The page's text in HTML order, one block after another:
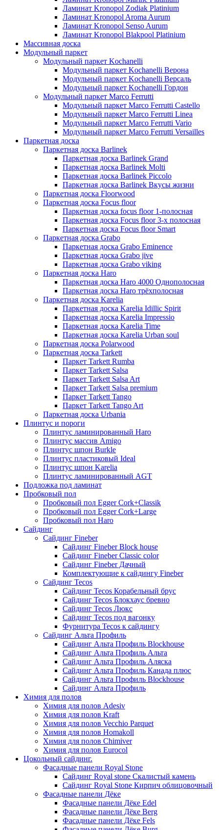
Ламинат Kronopol Zodiak Platinium
Ламинат Kronopol Aroma Aurum
Ламинат Kronopol Senso Aurum
Ламинат Kronopol Blakpool Platinium
Массивная доска
Модульный паркет
Модульный паркет Kochanelli
Модульный паркет Kochanelli Верона
Модульный паркет Kochanelli Версаль
Модульный паркет Kochanelli Гордон
Модульный паркет Marco Ferrutti
Модульный паркет Marco Ferrutti Castello
Модульный паркет Marco Ferrutti Linea
Модульный паркет Marco Ferrutti Vario
Модульный паркет Marco Ferrutti Versailles
Паркетная доска
Паркетная доска Barlinek
Паркетная доска Barlinek Grand
Паркетная доска Barlinek Molti
Паркетная доска Barlinek Piccolo
Паркетная доска Barlinek Вкусы жизни
Паркетная доска Floorwood
Паркетная доска Focus floor
Паркетная доска focus floor 1-полосная
Паркетная доска Focus floor 3-х полосная
Паркетная доска Focus floor Smart
Паркетная доска Grabo
Паркетная доска Grabo Eminence
Паркетная доска Grabo jive
Паркетная доска Grabo viking
Паркетная доска Haro
Паркетная доска Haro 4000 Однополосная
Паркетная доска Haro трёхполосная
Паркетная доска Karelia
Паркетная доска Karelia Idillic Spirit
Паркетная доска Karelia Impressio
Паркетная доска Karelia Time
Паркетная доска Karelia Urban soul
Паркетная доска Polarwood
Паркетная доска Tarkett
Паркет Tarkett Rumba
Паркет Tarkett Salsa
Паркет Tarkett Salsa Art
Паркет Tarkett Salsa premium
Паркет Tarkett Tango
Паркет Tarkett Tango Art
Паркетная доска Urbania
Плинтус и пороги
Плинтус ламинированный Haro
Плинтус массив Amigo
Плинтус шпон Burkle
Плинтус пластиковый Ideal
Плинтус шпон Karelia
Плинтус ламинированный AGT
Подложка под ламинат
Пробковый пол
Пробковый пол Egger Cork+Classik
Пробковый пол Egger Cork+Large
Пробковый пол Haro
Сайдинг
Сайдинг Fineber
Сайдинг Fineber Block house
Сайдинг Fineber Classic color
Сайдинг Fineber Дачный
Комплектующие к сайдингу Fineber
Сайдинг Tecos
Сайдинг Tecos Корабельный брус
Сайдинг Tecos Блокхаус бревно
Сайдинг Tecos Люкс
Сайдинг Tecos под вагонку
Фурнитура Tecos к сайдингу
Сайдинг Альта Профиль
Сайдинг Альта Профиль Blockhouse
Сайдинг Альта Профиль Альта
Сайдинг Альта Профиль Аляска
Сайдинг Альта Профиль Канада плюс
Сайдинг Альта Профиль Blockhouse
Сайдинг Альта Профиль
Химия для полов
Химия для полов Adesiv
Химия для полов Kraft
Химия для полов Vecchio Parquet
Химия для полов Homakoll
Химия для полов Chimiver
Химия для полов Eurocol
Цокольный сайдинг.
Фасадные панели Royal Stone
Сайдинг Royal stone Скалистый камень
Сайдинг Royal Stone Кирпич облицовочный
Фасадные панели Дёке
Фасадные панели Дёке Edel
Фасадные панели Дёке Berg
Фасадные панели Дёке Fels